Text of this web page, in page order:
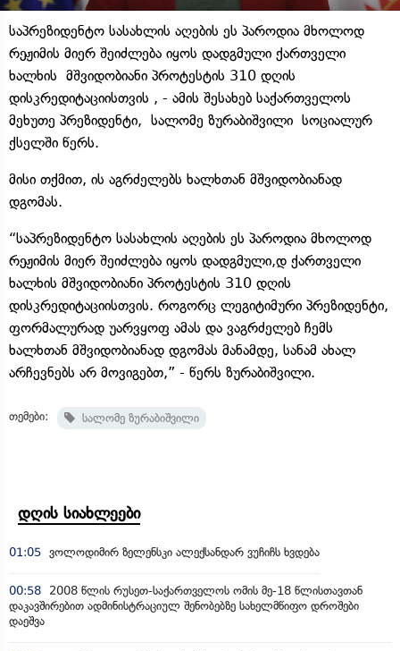
საპრეზიდენტო სასახლის აღების ეს პაროდია მხოლოდ
რეჟიმის მიერ შეიძლება იყოს დადგმული ქართველი
ხალხის მშვიდობიანი პროტესტის 310 დღის
დისკრედიტაციისთვის , - ამის შესახებ საქართველოს
მეხუთე პრეზიდენტი, სალომე ზურაბიშვილი სოციალურ
ქსელში წერს.
მისი თქმით, ის აგრძელებს ხალხთან მშვიდობიანად
დგომას.
“საპრეზიდენტო სასახლის აღების ეს პაროდია მხოლოდ
რეჟიმის მიერ შეიძლება იყოს დადგმული,დ ქართველი
ხალხის მშვიდობიანი პროტესტის 310 დღის
დისკრედიტაციისთვის. როგორც ლეგიტიმური პრეზიდენტი,
ფორმალურად უარვყოფ ამას და ვაგრძელებ ჩემს
ხალხთან მშვიდობიანად დგომას მანამდე, სანამ ახალ
არჩევნებს არ მოვიგებთ,” - წერს ზურაბიშვილი.
თემები: სალომე ზურაბიშვილი
დღის სიახლეები
01:05 ვოლოდიმირ ზელენსკი ალექსანდარ ვუჩიჩს ხვდება
00:58
2008 წლის რუსეთ-საქართველოს ომის მე-18 წლისთავთან
დაკავშირებით ადმინისტრაციულ შენობებზე სახელმწიფო დროშები
დაეშვა